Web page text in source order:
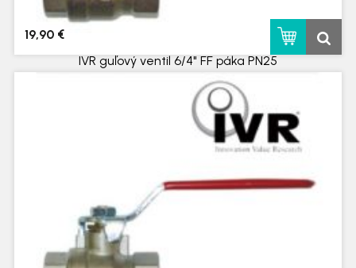
IVR guľový ventil 6/4" FF páka PN25
skladom
19,90 €